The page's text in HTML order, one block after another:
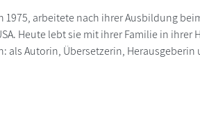
1975, arbeitete nach ihrer Ausbildung
Heute lebt sie mit ihrer Familie in
als Autorin, Übersetzerin,